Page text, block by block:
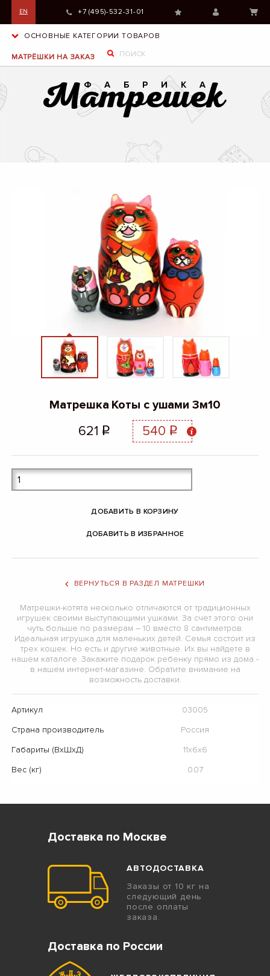
EN +7 (495)-532-31-01
ОСНОВНЫЕ КАТЕГОРИИ ТОВАРОВ
МАТРЁШКИ НА ЗАКАЗ
Матрешка Коты с ушами 3м10
621 q 540 q
ДОБАВИТЬ В КОРЗИНУ
ДОБАВИТЬ В ИЗБРАННОЕ
ВЕРНУТЬСЯ В РАЗДЕЛ МАТРЕШКИ
Матрешки-котята несколько отличаются от традиционных
игрушек своими выступающими ушками. За счет этого они
чуть больше по размерам – 10 вместо 8 сантиметров.
Идеальная игрушка для маленьких детей. Семья состоит из
трех кошек. Но есть и другие животные. Их вы найдете в
нашем каталоге. Закажите подарок ребенку прямо из дома -
в нашем интернет-магазине. Обратите внимание на
возможность доставки.
Артикул
03005
Страна производитель
Россия
Габариты (ВхШхД)
11х6х6
Вес (кг)
0.07
Доставка по Москве
АВТОДОСТАВКА
Заказы от 10 кг на
следующий день
после оплаты
заказа.
Доставка по России